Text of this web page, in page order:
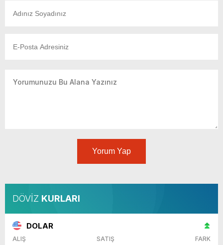
Yorum Yap
DÖVİZ KURLARI
DOLAR
ALIŞ SATIŞ FARK